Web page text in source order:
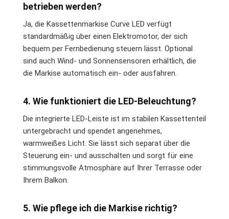
betrieben werden?
Ja, die Kassettenmarkise Curve LED verfügt
standardmäßig über einen Elektromotor, der sich
bequem per Fernbedienung steuern lässt. Optional
sind auch Wind- und Sonnensensoren erhältlich, die
die Markise automatisch ein- oder ausfahren.
4. Wie funktioniert die LED-Beleuchtung?
Die integrierte LED-Leiste ist im stabilen Kassettenteil
untergebracht und spendet angenehmes,
warmweißes Licht. Sie lässt sich separat über die
Steuerung ein- und ausschalten und sorgt für eine
stimmungsvolle Atmosphäre auf Ihrer Terrasse oder
Ihrem Balkon.
5. Wie pflege ich die Markise richtig?